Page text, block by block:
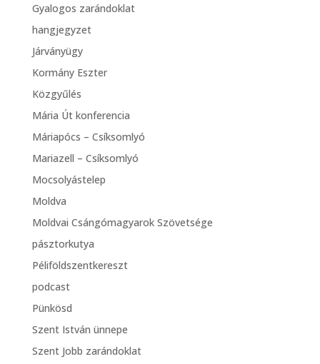
Gyalogos zarándoklat
hangjegyzet
Járványügy
Kormány Eszter
Közgyűlés
Mária Út konferencia
Máriapócs – Csíksomlyó
Mariazell – Csíksomlyó
Mocsolyástelep
Moldva
Moldvai Csángómagyarok Szövetsége
pásztorkutya
Péliföldszentkereszt
podcast
Pünkösd
Szent István ünnepe
Szent Jobb zarándoklat